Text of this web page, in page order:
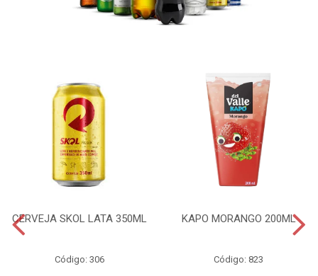
CERVEJA SKOL LATA 350ML
Código: 306
KAPO MORANGO 200ML
Código: 823